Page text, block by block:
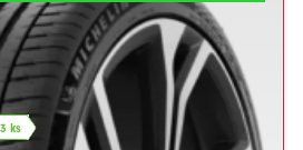
ks